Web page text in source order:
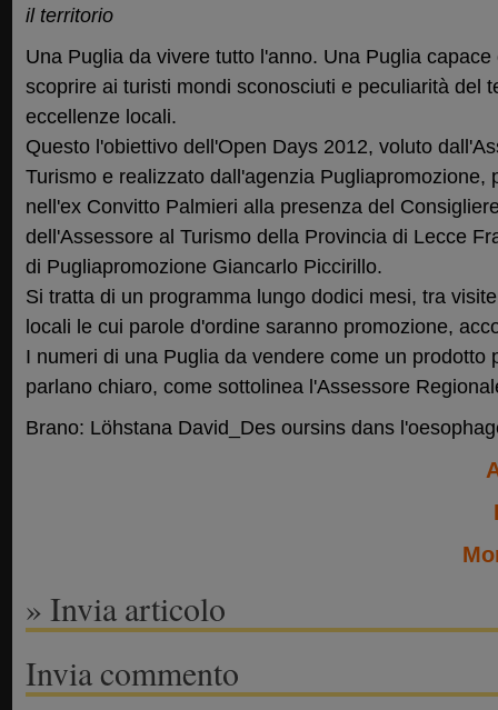
il territorio
Una Puglia da vivere tutto l'anno. Una Puglia
scoprire ai turisti mondi sconosciuti e peculiarità del
eccellenze locali.
Questo l'obiettivo dell'Open Days 2012, voluto
Turismo e realizzato dall'agenzia Pugliapromozione,
nell'ex Convitto Palmieri alla presenza del
dell'Assessore al Turismo della Provincia di Lecce
di Pugliapromozione Giancarlo Piccirillo.
Si tratta di un programma lungo dodici mesi, tra
locali le cui parole d'ordine saranno promozione,
I numeri di una Puglia da vendere come un prodotto
parlano chiaro, come sottolinea l'Assessore
Brano: Löhstana David_Des oursins dans
» Invia articolo
Invia commento